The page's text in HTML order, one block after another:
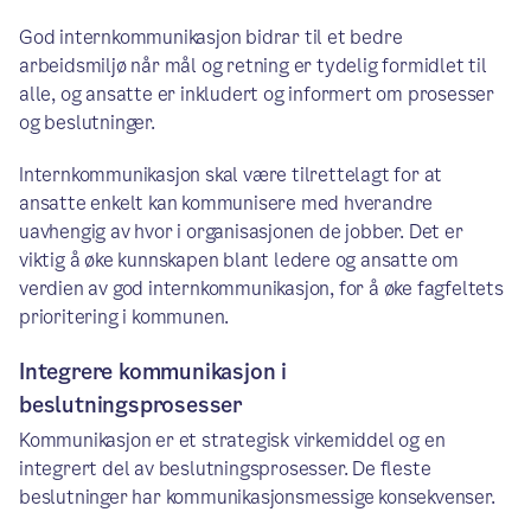
God internkommunikasjon bidrar til et bedre
arbeidsmiljø når mål og retning er tydelig formidlet til
alle, og ansatte er inkludert og informert om prosesser
og beslutninger.
Internkommunikasjon skal være tilrettelagt for at
ansatte enkelt kan kommunisere med hverandre
uavhengig av hvor i organisasjonen de jobber. Det er
viktig å øke kunnskapen blant ledere og ansatte om
verdien av god internkommunikasjon, for å øke fagfeltets
prioritering i kommunen.
Integrere kommunikasjon i
beslutningsprosesser
Kommunikasjon er et strategisk virkemiddel og en
integrert del av beslutningsprosesser. De fleste
beslutninger har kommunikasjonsmessige konsekvenser.